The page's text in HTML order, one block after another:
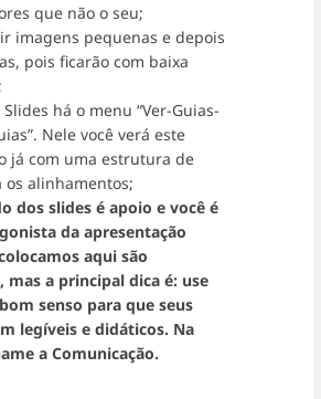
que não o seu;
imagens pequenas e depois
pois ficarão com baixa
há o menu “Ver-Guias-
Nele você verá este
já com uma estrutura de
os alinhamentos;
dos slides é apoio e você é
da apresentação
aqui são
mas a principal dica é: use
senso para que seus
legíveis e didáticos. Na
a Comunicação.